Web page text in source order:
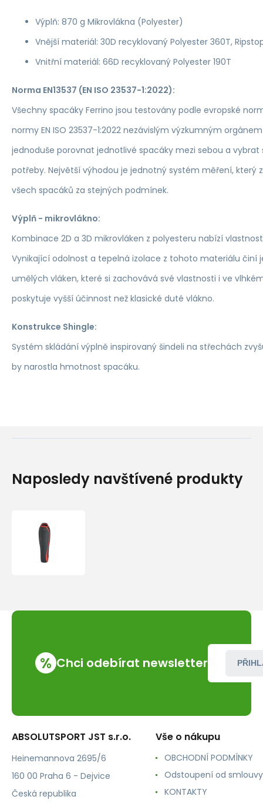
Výplň: 870 g Mikrovlákna (Polyester)
Vnější materiál: 30D recyklovaný Polyester 360T,
Vnitřní materiál: 66D recyklovaný Polyester 190T
Norma EN13537 (EN ISO 23537-1:2022):
Všechny spacáky Ferrino jsou testovány podle evropské
normy EN ISO 23537-1:2022 nezávislým výzkumným
jednoduše porovnat jednotlivé spacáky mezi sebou a vybrat
potřeby. Největší výhodou je jednotný systém měření, který
všech spacáků za stejných podmínek.
Výplň - mikrovlákno:
Kombinace 2D a 3D mikrovláken z polyesteru nabízí
Vynikající odolnost a tepelná izolace z tohoto materiálu činí
umělých vláken, které si zachovává své vlastnosti i ve
poskytuje vyšší účinnost než klasické duté vlákno.
Konstrukce Shingle:
Systém skládání výplně inspirovaný šindeli na střechách
by narostla hmotnost spacáku.
Naposledy navštívené produkty
% Chci odebírat newsletter
ABSOLUTSPORT JST s.r.o.
Heinemannova 2695/6
160 00 Praha 6 - Dejvice
Česká republika
Vše o nákupu
OBCHODNÍ PODMÍNKY
Odstoupení od smlouvy
KONTAKTY